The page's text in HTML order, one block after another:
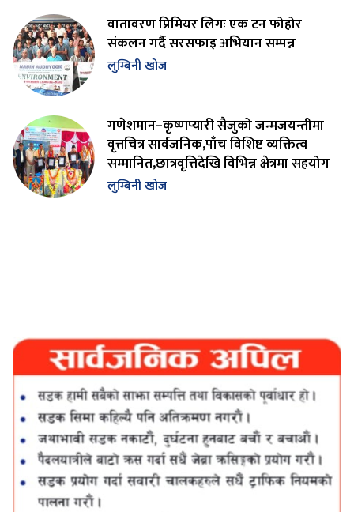
वातावरण प्रिमियर लिगः एक टन फोहोर
संकलन गर्दै सरसफाइ अभियान सम्पन्न
लुम्बिनी खोज
गणेशमान–कृष्णप्यारी सैजुको जन्मजयन्तीमा
वृत्तचित्र सार्वजनिक,पाँच विशिष्ट व्यक्तित्व
सम्मानित,छात्रवृत्तिदेखि विभिन्न क्षेत्रमा सहयोग
लुम्बिनी खोज